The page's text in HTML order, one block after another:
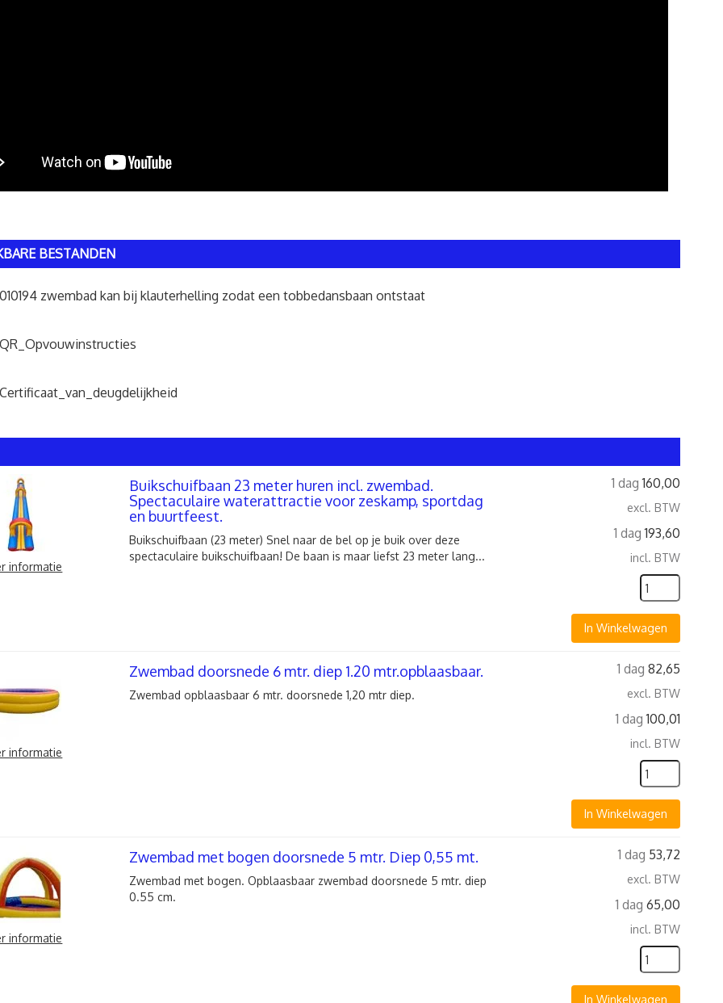
BESTANDEN
010194 zwembad kan bij klauterhelling zodat een tobbedansbaan ontstaat
QR_Opvouwinstructies
Certificaat_van_deugdelijkheid
informatie
1 dag 160,00
excl. BTW
1 dag 193,60
incl. BTW
In Winkelwagen
Buikschuifbaan 23 meter huren incl. zwembad.
Spectaculaire waterattractie voor zeskamp, sportdag
en buurtfeest.
Buikschuifbaan (23 meter) Snel naar de bel op je buik over deze
spectaculaire buikschuifbaan! De baan is maar liefst 23 meter lang...
informatie
1 dag 82,65
excl. BTW
1 dag 100,01
incl. BTW
In Winkelwagen
Zwembad doorsnede 6 mtr. diep 1.20 mtr.opblaasbaar.
Zwembad opblaasbaar 6 mtr. doorsnede 1,20 mtr diep.
informatie
1 dag 53,72
excl. BTW
1 dag 65,00
incl. BTW
In Winkelwagen
Zwembad met bogen doorsnede 5 mtr. Diep 0,55 mt.
Zwembad met bogen. Opblaasbaar zwembad doorsnede 5 mtr. diep
0.55 cm.